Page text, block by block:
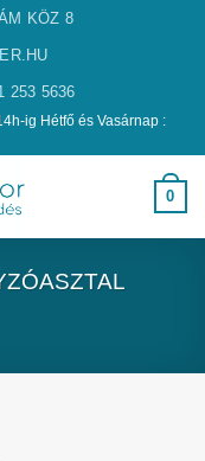
KÖZ 8
253 5636
ig Hétfő és Vasárnap :
0